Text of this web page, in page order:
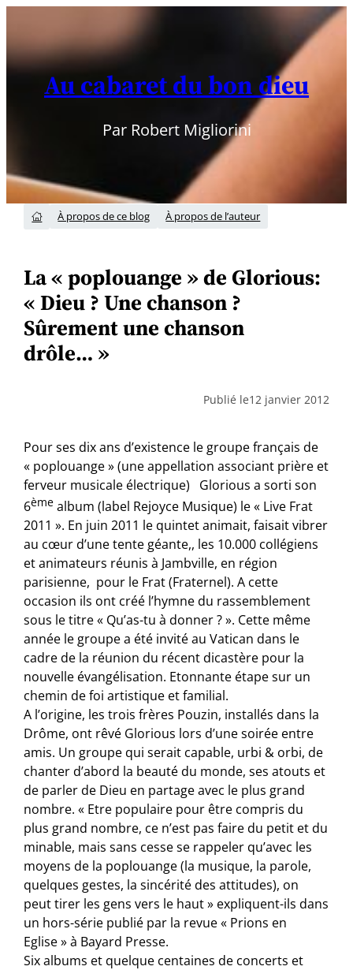
contenu
Au cabaret du bon dieu
Par Robert Migliorini
 À propos de ce blog À propos de l’auteur
La « poplouange » de Glorious:
« Dieu ? Une chanson ?
Sûrement une chanson
drôle… »
Publié le12 janvier 2012
Pour ses dix ans d’existence le groupe français de
« poplouange » (une appellation associant prière et
ferveur musicale électrique) Glorious a sorti son
6ème album (label Rejoyce Musique) le « Live Frat
2011 ». En juin 2011 le quintet animait, faisait vibrer
au cœur d’une tente géante,, les 10.000 collégiens
et animateurs réunis à Jambville, en région
parisienne, pour le Frat (Fraternel). A cette
occasion ils ont créé l’hymne du rassemblement
sous le titre « Qu’as-tu à donner ? ». Cette même
année le groupe a été invité au Vatican dans le
cadre de la réunion du récent dicastère pour la
nouvelle évangélisation. Etonnante étape sur un
chemin de foi artistique et familial.
A l’origine, les trois frères Pouzin, installés dans la
Drôme, ont rêvé Glorious lors d’une soirée entre
amis. Un groupe qui serait capable, urbi & orbi, de
chanter d’abord la beauté du monde, ses atouts et
de parler de Dieu en partage avec le plus grand
nombre. « Etre populaire pour être compris du
plus grand nombre, ce n’est pas faire du petit et du
minable, mais sans cesse se rappeler qu’avec les
moyens de la poplouange (la musique, la parole,
quelques gestes, la sincérité des attitudes), on
peut tirer les gens vers le haut » expliquent-ils dans
un hors-série publié par la revue « Prions en
Eglise » à Bayard Presse.
Six albums et quelque centaines de concerts et